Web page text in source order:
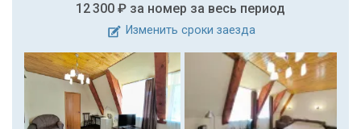
12 300 ₽ за номер за весь период
Изменить сроки заезда